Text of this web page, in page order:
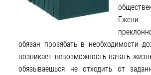
обязан прозябать в необходимости
возникает невозможность начать
обязываешься не отходить от